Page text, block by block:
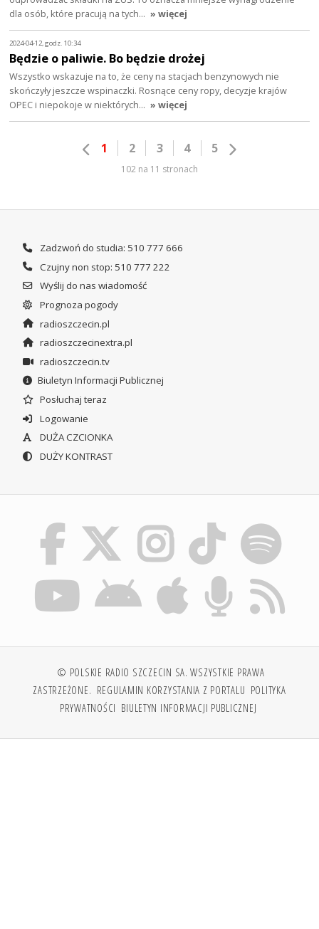
dla osób, które pracują na tych… » więcej
2024-04-12, godz. 10:34
Będzie o paliwie. Bo będzie drożej
Wszystko wskazuje na to, że ceny na stacjach benzynowych nie
skończyły jeszcze wspinaczki. Rosnące ceny ropy, decyzje krajów
OPEC i niepokoje w niektórych… » więcej
1 2 3 4 5
102 na 11 stronach
Zadzwoń do studia: 510 777 666
Czujny non stop: 510 777 222
Wyślij do nas wiadomość
Prognoza pogody
radioszczecin.pl
radioszczecinextra.pl
radioszczecin.tv
Biuletyn Informacji Publicznej
Posłuchaj teraz
Logowanie
DUŻA CZCIONKA
DUŻY KONTRAST
© POLSKIE RADIO SZCZECIN SA. WSZYSTKIE PRAWA
ZASTRZEŻONE. REGULAMIN KORZYSTANIA Z PORTALU POLITYKA
PRYWATNOŚCI BIULETYN INFORMACJI PUBLICZNEJ